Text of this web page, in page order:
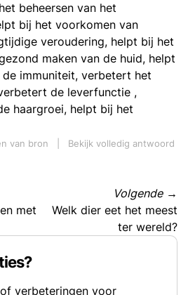
beheersen van het
bij het voorkomen van
veroudering, helpt bij het
maken van de huid, helpt
immuniteit, verbetert het
de leverfunctie ,
haargroei, helpt bij het
van bron
Bekijk volledig antwoord
met
Volgende→
Welk dier eet het meest
ter wereld?
verbeteringen voor